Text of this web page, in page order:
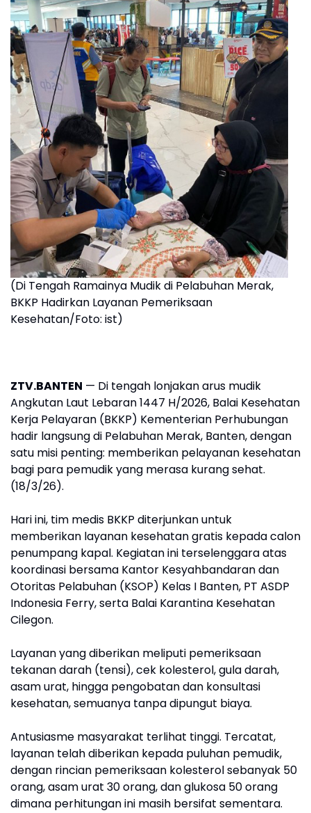
(Di Tengah Ramainya Mudik di Pelabuhan Merak,
BKKP Hadirkan Layanan Pemeriksaan
Kesehatan/Foto: ist)
ZTV.BANTEN — Di tengah lonjakan arus mudik
Angkutan Laut Lebaran 1447 H/2026, Balai Kesehatan
Kerja Pelayaran (BKKP) Kementerian Perhubungan
hadir langsung di Pelabuhan Merak, Banten, dengan
satu misi penting: memberikan pelayanan kesehatan
bagi para pemudik yang merasa kurang sehat.
(18/3/26).
Hari ini, tim medis BKKP diterjunkan untuk
memberikan layanan kesehatan gratis kepada calon
penumpang kapal. Kegiatan ini terselenggara atas
koordinasi bersama Kantor Kesyahbandaran dan
Otoritas Pelabuhan (KSOP) Kelas I Banten, PT ASDP
Indonesia Ferry, serta Balai Karantina Kesehatan
Cilegon.
Layanan yang diberikan meliputi pemeriksaan
tekanan darah (tensi), cek kolesterol, gula darah,
asam urat, hingga pengobatan dan konsultasi
kesehatan, semuanya tanpa dipungut biaya.
Antusiasme masyarakat terlihat tinggi. Tercatat,
layanan telah diberikan kepada puluhan pemudik,
dengan rincian pemeriksaan kolesterol sebanyak 50
orang, asam urat 30 orang, dan glukosa 50 orang
dimana perhitungan ini masih bersifat sementara.